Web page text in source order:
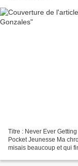
Titre : Never Ever
Pocket Jeunesse Ma
misais beaucoup et qui